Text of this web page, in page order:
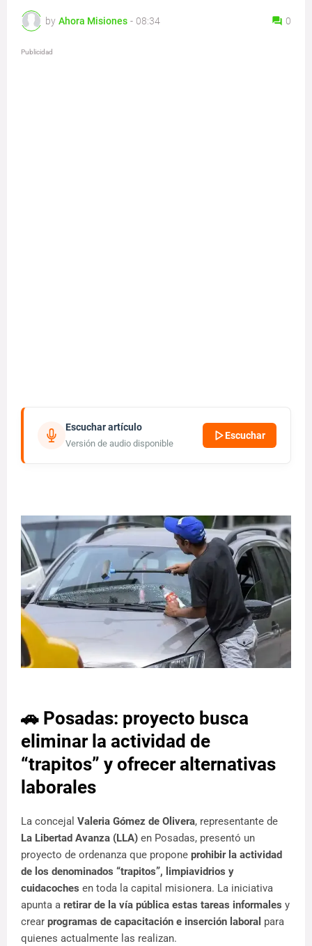
by Ahora Misiones - 08:34 0
Publicidad
Escuchar artículo
Versión de audio disponible
Escuchar
🚗 Posadas: proyecto busca
eliminar la actividad de
“trapitos” y ofrecer alternativas
laborales
La concejal Valeria Gómez de Olivera
La Libertad Avanza (LLA) en Posadas, presentó un
proyecto de ordenanza que propone prohibir la actividad
de los denominados “trapitos”, limpiavidrios y
cuidacoches en toda la capital misionera. La iniciativa
apunta a retirar de la vía pública estas tareas informales y
crear programas de capacitación e inserción laboral para
quienes actualmente las realizan.